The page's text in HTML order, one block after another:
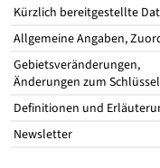
Kürzlich bereitgestellte
Allgemeine Angaben,
Gebietsveränderungen,
Änderungen zum
Definitionen und
Newsletter